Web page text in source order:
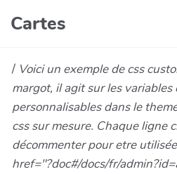
Aller au contenu principal
Cartes
/ Voici un exemple de css
margot, il agit sur les variables
personnalisables dans le
css sur mesure. Chaque ligne
décommenter pour etre
href="?doc#/docs/fr/